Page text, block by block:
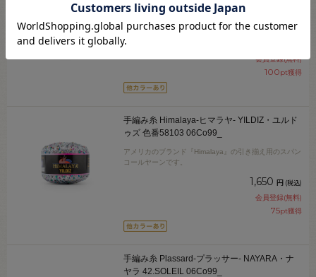
韓国の毛糸ショップYarn-aの、ナチュラルな質感の紙と
綿の混紡糸です。
会員登録(無料)
100pt獲得
手編み糸 Himalaya-ヒマラヤ- YILDIZ・ユルド
ゥズ 色番58103 06Co99_
アメリカのブランド『Himalaya』の引き揃え用のスパン
コールヤーンです。
1,650 円 (税込)
会員登録(無料)
75pt獲得
手編み糸 Plassard-プラッサー- NAYARA・ナ
ヤラ 42.SOLEIL 06Co99_